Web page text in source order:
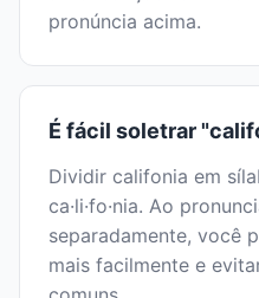
pronúncia acima.
É fácil soletrar
Dividir califonia em
ca·li·fo·nia. Ao
separadamente, você
mais facilmente e